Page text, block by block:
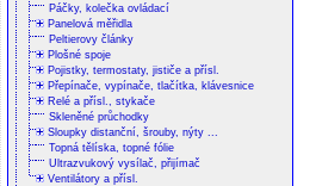
Páčky, kolečka ovládací
Panelová měřidla
Peltierovy články
Plošné spoje
Pojistky, termostaty, jističe a přísl.
Přepínače, vypínače, tlačítka, klávesnice
Relé a přísl., stykače
Skleněné průchodky
Sloupky distanční, šrouby, nýty ...
Topná tělíska, topné fólie
Ultrazvukový vysílač, přijímač
Ventilátory a přísl.